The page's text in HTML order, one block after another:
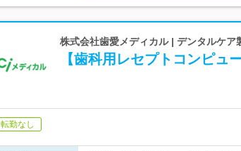
株式会社歯愛メディカル | デンタルケ
【歯科用レセプトコンピ
転勤なし